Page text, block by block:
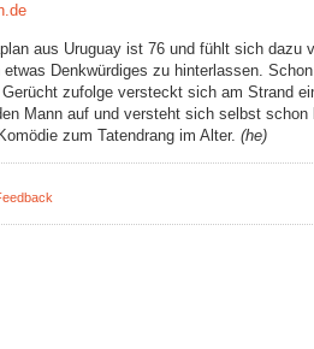
aus Uruguay ist 76 und fühlt sich dazu
Denkwürdiges zu hinterlassen.
zufolge versteckt sich am Strand
Mann auf und versteht sich selbst schon
zum Tatendrang im Alter. (he)